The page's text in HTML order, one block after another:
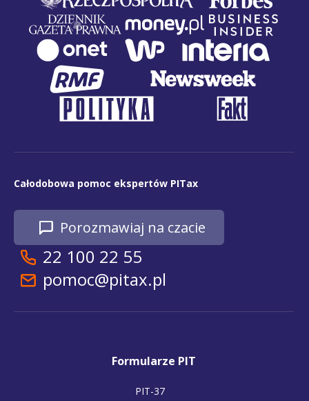
Całodobowa pomoc ekspertów PITax
Porozmawiaj na czacie
22 100 22 55
pomoc@pitax.pl
Formularze PIT
PIT-37